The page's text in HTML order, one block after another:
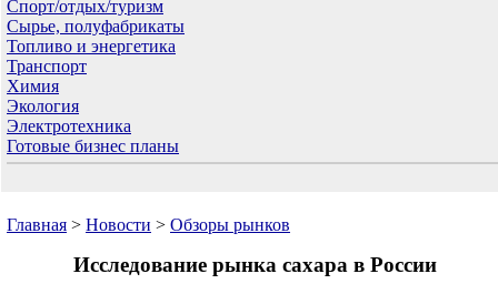
Спорт/отдых/туризм
Сырье, полуфабрикаты
Топливо и энергетика
Транспорт
Химия
Экология
Электротехника
Готовые бизнес планы
Главная > Новости > Обзоры рынков
Исследование рынка сахара в России